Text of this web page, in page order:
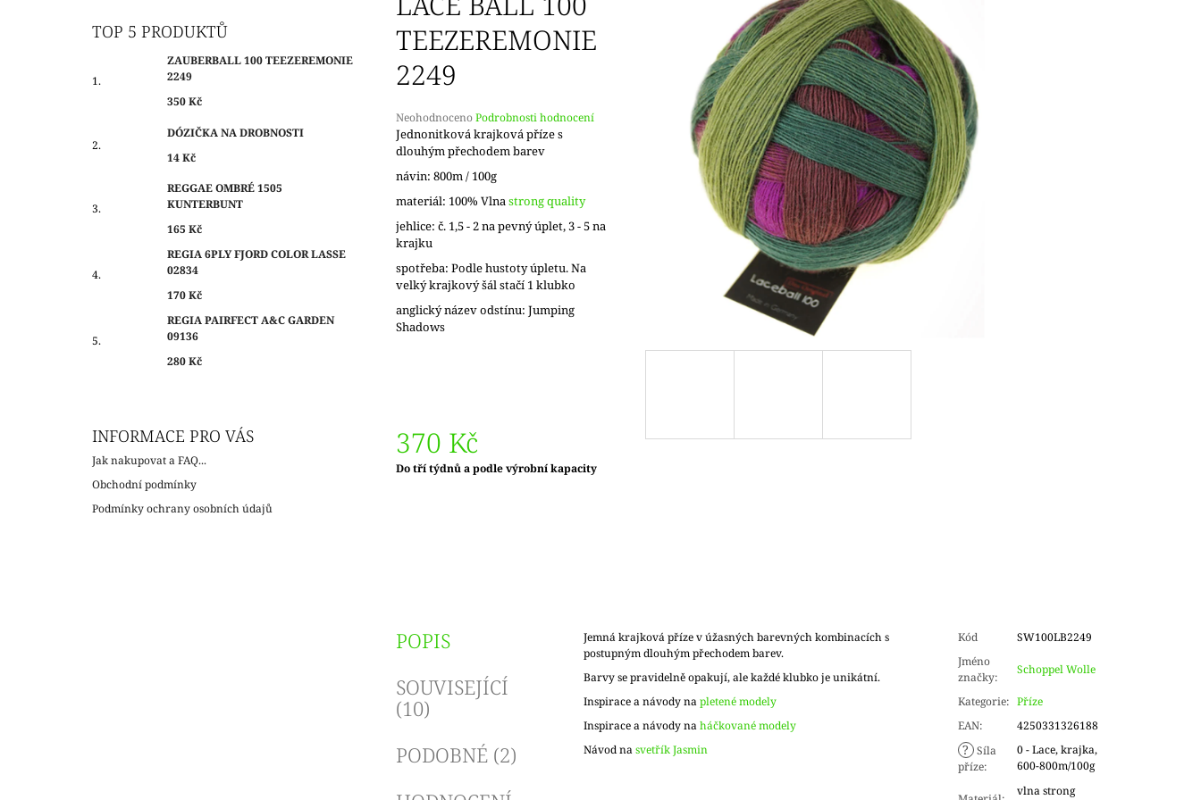
TOP 5 PRODUKTŮ
ZAUBERBALL 100 TEEZEREMONIE
2249
350 Kč
DÓZIČKA NA DROBNOSTI
14 Kč
REGGAE OMBRÉ 1505
KUNTERBUNT
165 Kč
REGIA 6PLY FJORD COLOR LASSE
02834
170 Kč
REGIA PAIRFECT A&C GARDEN
09136
280 Kč
INFORMACE PRO VÁS
Jak nakupovat a FAQ...
Obchodní podmínky
Podmínky ochrany osobních údajů
TEEZEREMONIE
2249
Průměrné
hodnocení
produktu
0,0
z
hvězdiček.
NeohodnocenoPodrobnosti hodnocení
Jednonitková krajková příze s
dlouhým přechodem barev
návin: 800m / 100g
materiál: 100% Vlnastrong quality
jehlice: č. 1,5 - 2 na pevný úplet, 3 - 5 na
krajku
spotřeba: Podle hustoty úpletu. Na
velký krajkový šál stačí 1 klubko
anglický název odstínu: Jumping
Shadows
370 Kč
Měrná
Do tří týdnů a podle výrobní kapacity
POPIS
SOUVISEJÍCÍ
(10)
PODOBNÉ (2)
Jemná krajková příze v úžasných barevných kombinacích s
postupným dlouhým přechodem barev.
Barvy se pravidelně opakují, ale každé klubko je unikátní.
Inspirace a návody napletené modely
Inspirace a návody naháčkované modely
Návod nasvetřík Jasmin
Kód
SW100LB2249
Jméno
značky:
Schoppel Wolle
Kategorie: Příze
EAN: 4250331326188
? Síla
příze:
0 - Lace, krajka,
600-800m/100g
vlna strong